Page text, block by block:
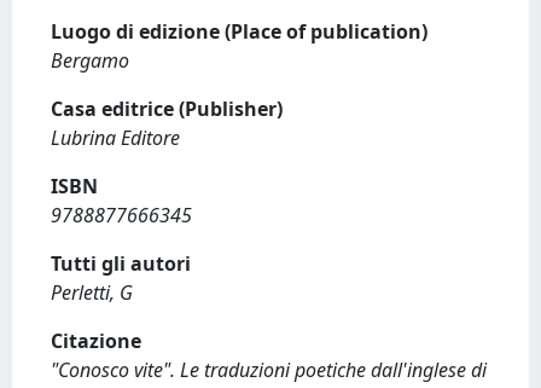
Luogo di edizione (Place of publication)
Bergamo
Casa editrice (Publisher)
Lubrina Editore
ISBN
9788877666345
Tutti gli autori
Perletti, G
Citazione
"Conosco vite". Le traduzioni poetiche dall'inglese di